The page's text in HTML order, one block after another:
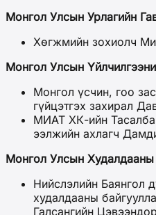
Монгол Улсын Урлагийн
Хөгжмийн зохиолч
Монгол Улсын
Монгол үсчин, гоо
гүйцэтгэх захирал
МИАТ ХК-ийн
ээлжийн ахлагч
Монгол Улсын
Нийслэлийн Баянгол
худалдааны
Галсангийн